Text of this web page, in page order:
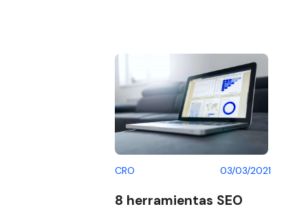
CRO 03/03/2021
8 herramientas SEO